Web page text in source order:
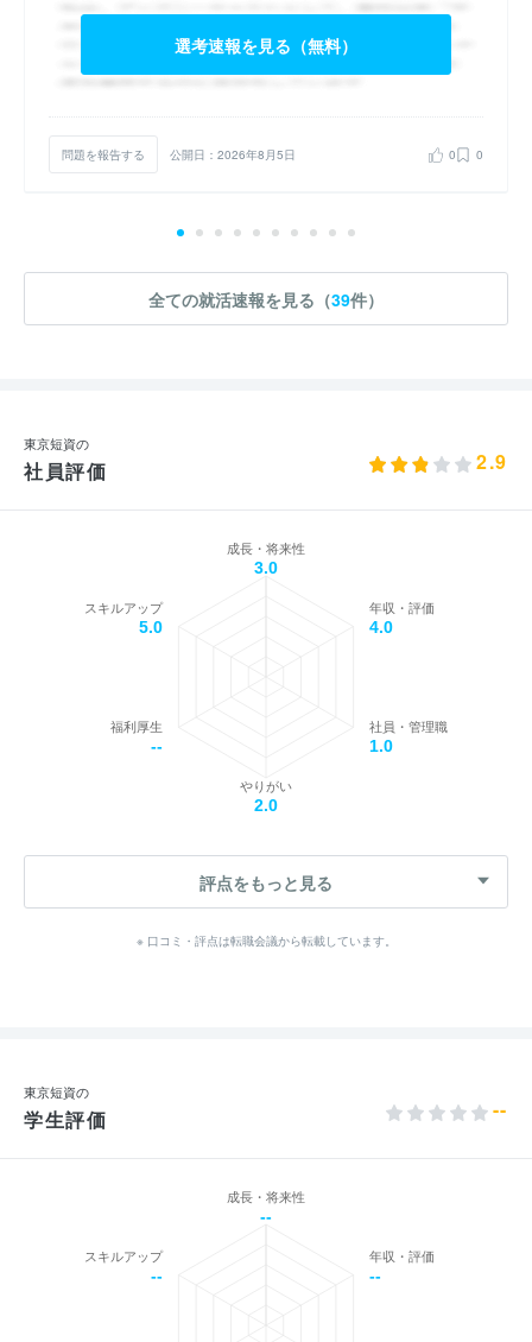
選考速報を見る（無料）
問題を報告する 公開日：2026年8月5日 0 0
全ての就活速報を見る（39件）
東京短資の
社員評価 2.9
成長・将来性
3.0
年収・評価
4.0
社員・管理職
1.0
やりがい
2.0
福利厚生
--
スキルアップ
5.0
評点をもっと見る
※ 口コミ・評点は転職会議から転載しています。
東京短資の
学生評価 --
成長・将来性
--
年収・評価
--
スキルアップ
--